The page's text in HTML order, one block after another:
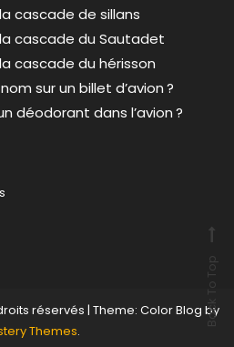
cascade de sillans
cascade du Sautadet
cascade du hérisson
sur un billet d’avion ?
déodorant dans l’avion ?
réservés | Theme: Color Blog by
Themes.
Back To Top